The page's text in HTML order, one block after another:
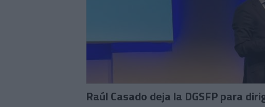
Raúl Casado deja la DGSFP para